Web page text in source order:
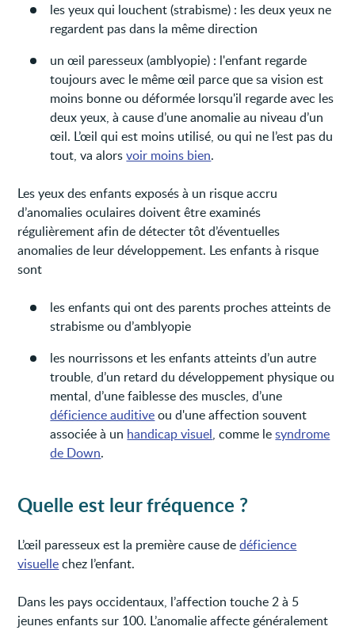
les yeux qui louchent (strabisme) : les deux yeux ne
regardent pas dans la même direction
un œil paresseux (amblyopie) : l'enfant regarde
toujours avec le même œil parce que sa vision est
moins bonne ou déformée lorsqu'il regarde avec les
deux yeux, à cause d’une anomalie au niveau d’un
œil. L’œil qui est moins utilisé, ou qui ne l’est pas du
tout, va alorsvoir moins bien.
Les yeux des enfants exposés à un risque accru
d’anomalies oculaires doivent être examinés
régulièrement afin de détecter tôt d’éventuelles
anomalies de leur développement. Les enfants à risque
sont
les enfants qui ont des parents proches atteints de
strabisme ou d’amblyopie
les nourrissons et les enfants atteints d’un autre
trouble, d’un retard du développement physique ou
mental, d’une faiblesse des muscles, d’une
déficience auditiveou d'une affection souvent
associée à un handicap visuel, comme lesyndrome
de Down.
Quelle est leur fréquence ?
L’œil paresseux est la première cause dedéficience
visuellechez l’enfant.
Dans les pays occidentaux, l’affection touche 2 à 5
jeunes enfants sur 100. L’anomalie affecte généralement